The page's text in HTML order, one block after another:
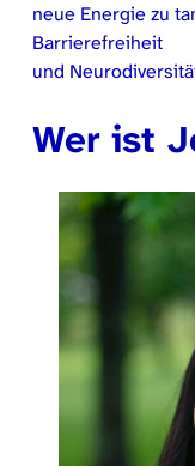
neue Energie zu
Barrierefreiheit
und
Wer ist